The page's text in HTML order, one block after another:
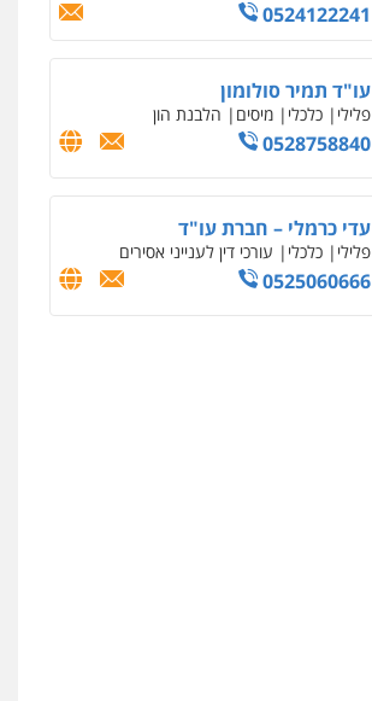
0524122241
עו"ד תמיר סולומון
פלילי כלכלי מיסים הלבנת הון
0528758840
עדי כרמלי – חברת עו"ד
פלילי כלכלי עורכי דין לענייני אסירים
0525060666